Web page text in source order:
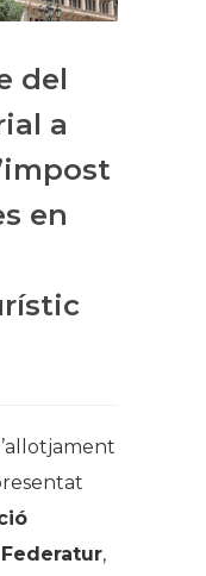
del
a
en
Federatur,